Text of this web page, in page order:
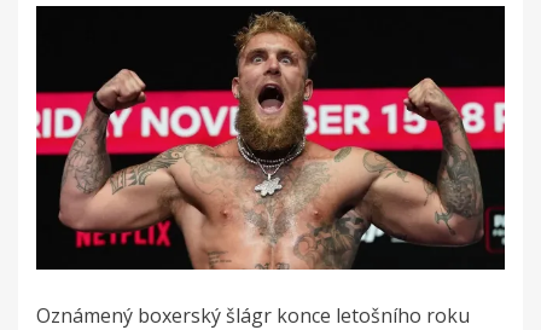
Oznámený boxerský šlágr konce letošního roku